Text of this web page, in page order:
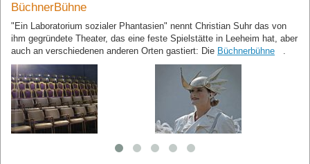
BüchnerBühne
"Ein Laboratorium sozialer Phantasien" nennt Christian Suhr das von
ihm gegründete Theater, das eine feste Spielstätte in Leeheim hat, aber
auch an verschiedenen anderen Orten gastiert: Die Büchnerbühne .